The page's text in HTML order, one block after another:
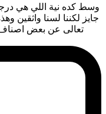
وسط كده نية اللي هي
جايز لكننا لسنا واثقين
تعالى عن بعض اصناف